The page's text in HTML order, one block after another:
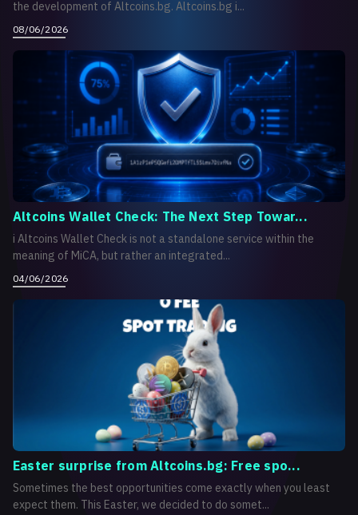
the development of Altcoins.bg. Altcoins.bg i...
08/06/2026
Altcoins Wallet Check: The Next Step Towar...
i Altcoins Wallet Check is not a standalone service within the
meaning of MiCA, but rather an integrated...
04/06/2026
Easter surprise from Altcoins.bg: Free spo...
Sometimes the best opportunities come exactly when you least
expect them. This Easter, we decided to do somet...